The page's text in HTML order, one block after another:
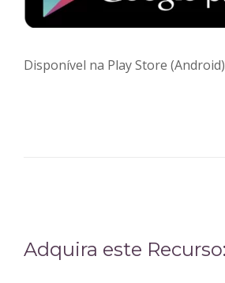
Disponível na Play Store (Android)
Adquira este Recurso: